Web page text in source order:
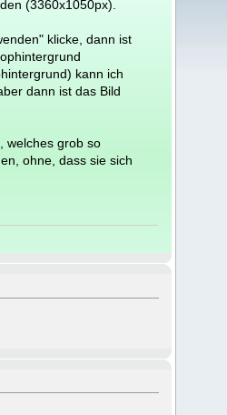
(3360x1050px).
klicke, dann ist
kann ich
dann ist das Bild
welches grob so
ohne, dass sie sich